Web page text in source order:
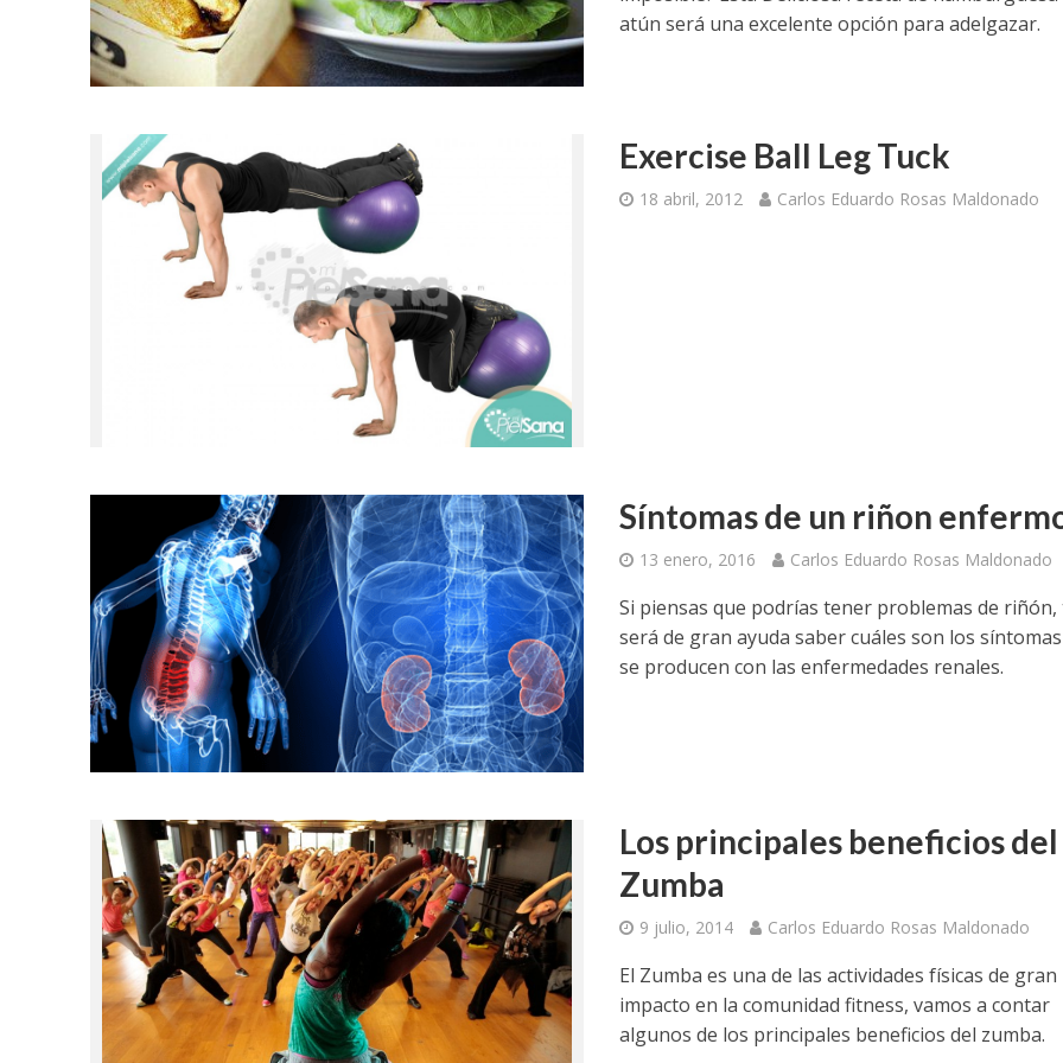
atún será una excelente opción para adelgazar.
Exercise Ball Leg Tuck
18 abril, 2012 Carlos Eduardo Rosas Maldonado
Síntomas de un riñon
13 enero, 2016 Carlos Eduardo Rosas Maldonado
Si piensas que podrías tener problemas de riñón,
será de gran ayuda saber cuáles son los
se producen con las enfermedades renales.
Los principales beneficios del
Zumba
9 julio, 2014 Carlos Eduardo Rosas Maldonado
El Zumba es una de las actividades físicas de gran
impacto en la comunidad fitness, vamos a contar
algunos de los principales beneficios del zumba.